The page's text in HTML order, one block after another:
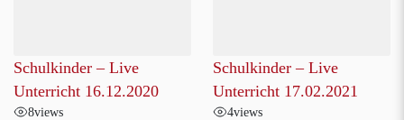
Schulkinder – Live
Unterricht 16.12.2020
8views
Schulkinder – Live
Unterricht 17.02.2021
4views